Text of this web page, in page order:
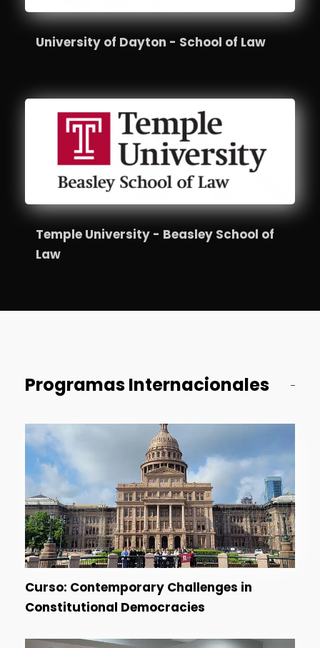
University of Dayton - School of Law
Temple University - Beasley School of
Law
Programas Internacionales
Curso: Contemporary Challenges in
Constitutional Democracies